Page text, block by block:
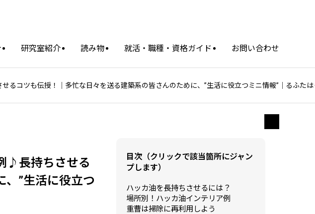
研究室紹介 読み物 就活・職種・資格ガイド お問い合わせ
るコツも伝授！｜多忙な日々を送る建築系の皆さんのために、”生活に役立つミニ情報”｜るふたは
♪長持ちさせる
、”生活に役立つ
目次（クリックで該当箇所にジャン
プします）
ハッカ油を長持ちさせるには？
場所別！ハッカ油インテリア例
重曹は掃除に再利用しよう